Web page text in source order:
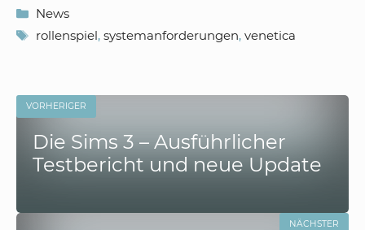
Kategorien
News
Schlagwörter
rollenspiel, systemanforderungen, venetica
VORHERIGER
Die Sims 3 – Ausführlicher
Testbericht und neue Update
NÄCHSTER